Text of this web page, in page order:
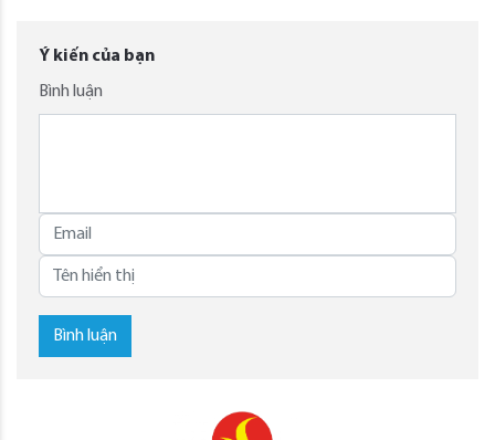
Ý kiến của bạn
Bình luận
Bình luận